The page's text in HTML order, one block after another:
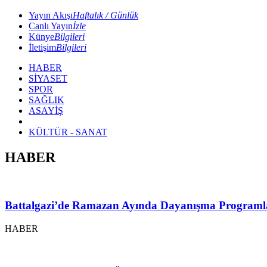
Yayın AkışıHaftalık / Günlük
Canlı Yayınİzle
KünyeBilgileri
İletişimBilgileri
HABER
SİYASET
SPOR
SAĞLIK
ASAYİŞ
KÜLTÜR - SANAT
HABER
Battalgazi’de Ramazan Ayında Dayanışma
HABER